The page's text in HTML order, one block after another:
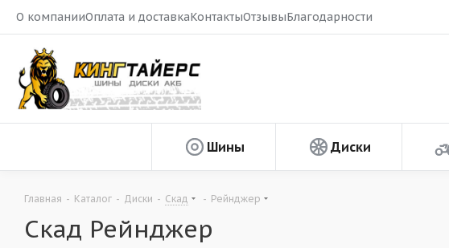
О компанииОплата и доставкаКонтактыОтзывыБлагодарности
Шины Диски
Главная - Каталог - Диски - Скад - Рейнджер
Скад Рейнджер